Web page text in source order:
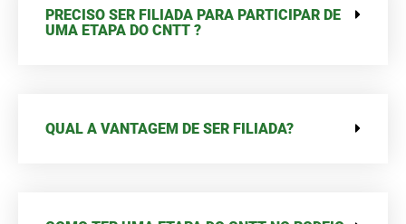
PRECISO SER FILIADA PARA PARTICIPAR DE
UMA ETAPA DO CNTT ?
QUAL A VANTAGEM DE SER FILIADA?